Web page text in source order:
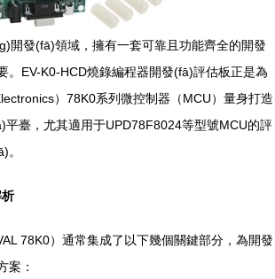
開發(fā)領域，擁有一套可靠且功能齊全的開發
。EV-K0-HCD燒錄編程器開發(fā)評估板正是為
）78K0系列微控制器（MCU）量身打造
平臺，尤其適用于UPD78F8024等型號MCU的評
。
78K0）通常集成了以下幾個關鍵部分，為開發
案：